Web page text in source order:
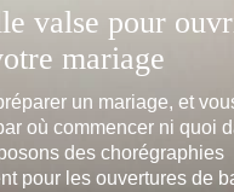
valse pour
mariage
un mariage, et
où commencer ni quoi
des chorégraphies
pour les ouvertures de